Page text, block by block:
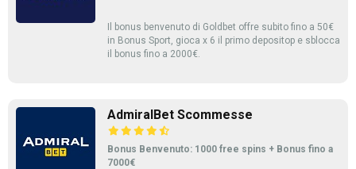
Il bonus benvenuto di Goldbet offre subito fino a 50€
in Bonus Sport, gioca x 6 il primo depositop e sblocca
il bonus fino a 2000€.
AdmiralBet Scommesse
Bonus Benvenuto: 1000 free spins + Bonus fino a
7000€